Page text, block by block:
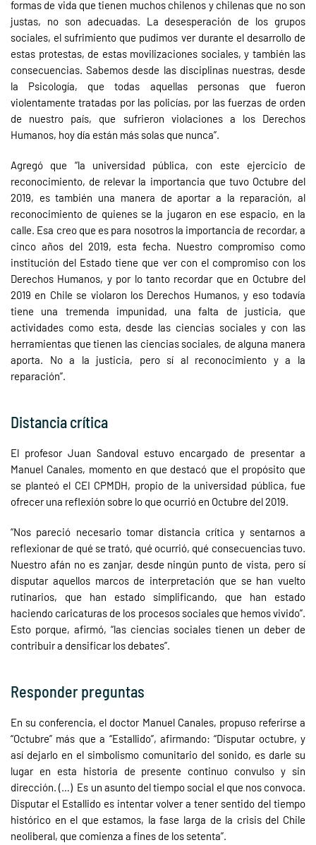
formas de vida que tienen muchos chilenos y chilenas que no son
justas, no son adecuadas. La desesperación de los grupos
sociales, el sufrimiento que pudimos ver durante el desarrollo de
estas protestas, de estas movilizaciones sociales, y también las
consecuencias. Sabemos desde las disciplinas nuestras, desde
la Psicología, que todas aquellas personas que fueron
violentamente tratadas por las policías, por las fuerzas de orden
de nuestro país, que sufrieron violaciones a los Derechos
Humanos, hoy día están más solas que nunca”.
Agregó que “la universidad pública, con este ejercicio de
reconocimiento, de relevar la importancia que tuvo Octubre del
2019, es también una manera de aportar a la reparación, al
reconocimiento de quienes se la jugaron en ese espacio, en la
calle. Esa creo que es para nosotros la importancia de recordar, a
cinco años del 2019, esta fecha. Nuestro compromiso como
institución del Estado tiene que ver con el compromiso con los
Derechos Humanos, y por lo tanto recordar que en Octubre del
2019 en Chile se violaron los Derechos Humanos, y eso todavía
tiene una tremenda impunidad, una falta de justicia, que
actividades como esta, desde las ciencias sociales y con las
herramientas que tienen las ciencias sociales, de alguna manera
aporta. No a la justicia, pero sí al reconocimiento y a la
reparación”.
Distancia crítica
El profesor Juan Sandoval estuvo encargado de presentar a
Manuel Canales, momento en que destacó que el propósito que
se planteó el CEI CPMDH, propio de la universidad pública, fue
ofrecer una reflexión sobre lo que ocurrió en Octubre del 2019.
“Nos pareció necesario tomar distancia crítica y sentarnos a
reflexionar de qué se trató, qué ocurrió, qué consecuencias tuvo.
Nuestro afán no es zanjar, desde ningún punto de vista, pero sí
disputar aquellos marcos de interpretación que se han vuelto
rutinarios, que han estado simplificando, que han estado
haciendo caricaturas de los procesos sociales que hemos vivido”.
Esto porque, afirmó, “las ciencias sociales tienen un deber de
contribuir a densificar los debates”.
Responder preguntas
En su conferencia, el doctor Manuel Canales, propuso referirse a
“Octubre” más que a “Estallido”, afirmando: “Disputar octubre, y
así dejarlo en el simbolismo comunitario del sonido, es darle su
lugar en esta historia de presente continuo convulso y sin
dirección. (…) Es un asunto del tiempo social el que nos convoca.
Disputar el Estallido es intentar volver a tener sentido del tiempo
histórico en el que estamos, la fase larga de la crisis del Chile
neoliberal, que comienza a fines de los setenta”.